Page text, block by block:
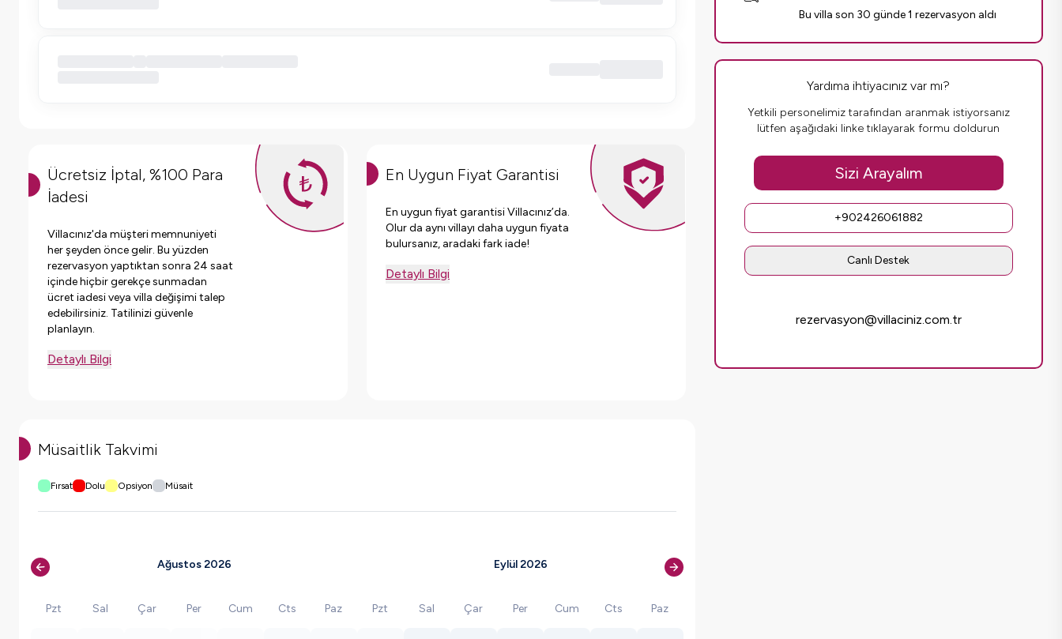
Ücretsiz İptal, %100 Para
İadesi
Villacınız'da müşteri memnuniyeti
her şeyden önce gelir. Bu yüzden
rezervasyon yaptıktan sonra 24 saat
içinde hiçbir gerekçe sunmadan
ücret iadesi veya villa değişimi talep
edebilirsiniz. Tatilinizi güvenle
planlayın.
Detaylı Bilgi
En Uygun Fiyat Garantisi
En uygun fiyat garantisi Villacınız’da.
Olur da aynı villayı daha uygun fiyata
bulursanız, aradaki fark iade!
Detaylı Bilgi
Müsaitlik Takvimi
Fırsat Dolu Opsiyon Müsait
Ağustos 2026
Pzt Sal Çar Per Cum Cts Paz
Eylül 2026
Pzt Sal Çar Per Cum Cts Paz
Bu villa son 30 günde 1 rezervasyon aldı
Yardıma ihtiyacınız var mı?
Yetkili personelimiz tarafından aranmak istiyorsanız
lütfen aşağıdaki linke tıklayarak formu doldurun
Sizi Arayalım
+902426061882
Canlı Destek
rezervasyon@villaciniz.com.tr